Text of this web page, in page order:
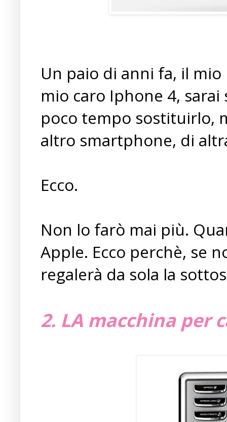
Un paio di anni fa, il
mio caro Iphone 4,
poco tempo sostituirlo,
altro smartphone, di
Ecco.
Non lo farò mai più.
Apple. Ecco perchè, se
regalerà da sola la
2. LA macchina per